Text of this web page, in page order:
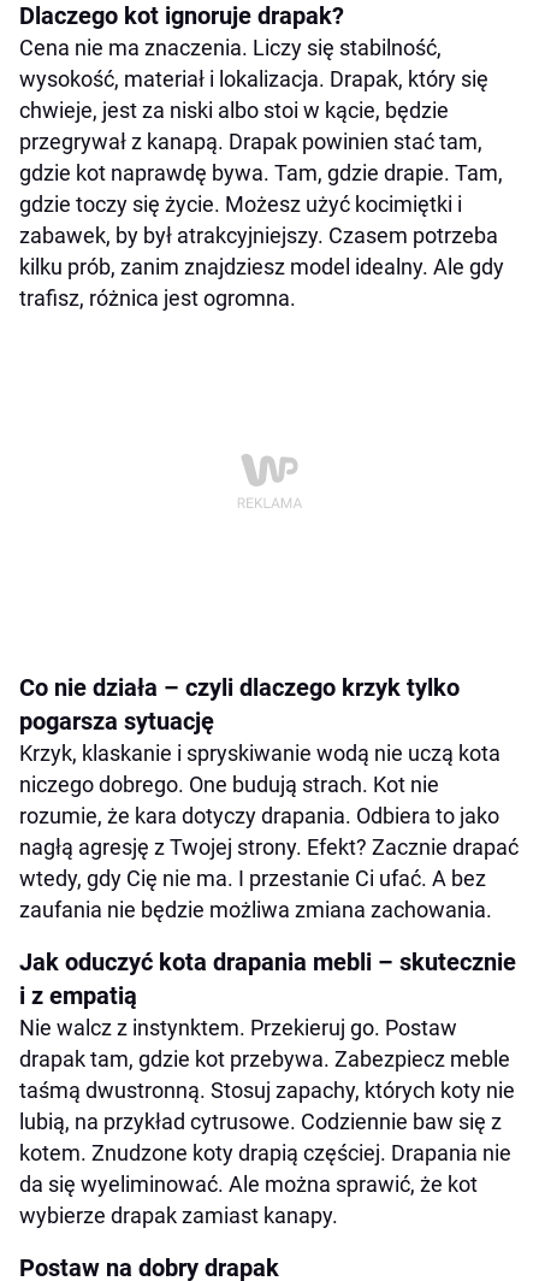
Dlaczego kot ignoruje drapak?
Cena nie ma znaczenia. Liczy się stabilność,
wysokość, materiał i lokalizacja. Drapak, który się
chwieje, jest za niski albo stoi w kącie, będzie
przegrywał z kanapą. Drapak powinien stać tam,
gdzie kot naprawdę bywa. Tam, gdzie drapie. Tam,
gdzie toczy się życie. Możesz użyć kocimiętki i
zabawek, by był atrakcyjniejszy. Czasem potrzeba
kilku prób, zanim znajdziesz model idealny. Ale gdy
trafisz, różnica jest ogromna.
Co nie działa – czyli dlaczego krzyk tylko
pogarsza sytuację
Krzyk, klaskanie i spryskiwanie wodą nie uczą kota
niczego dobrego. One budują strach. Kot nie
rozumie, że kara dotyczy drapania. Odbiera to jako
nagłą agresję z Twojej strony. Efekt? Zacznie drapać
wtedy, gdy Cię nie ma. I przestanie Ci ufać. A bez
zaufania nie będzie możliwa zmiana zachowania.
Jak oduczyć kota drapania mebli – skutecznie
i z empatią
Nie walcz z instynktem. Przekieruj go. Postaw
drapak tam, gdzie kot przebywa. Zabezpiecz meble
taśmą dwustronną. Stosuj zapachy, których koty nie
lubią, na przykład cytrusowe. Codziennie baw się z
kotem. Znudzone koty drapią częściej. Drapania nie
da się wyeliminować. Ale można sprawić, że kot
wybierze drapak zamiast kanapy.
Postaw na dobry drapak